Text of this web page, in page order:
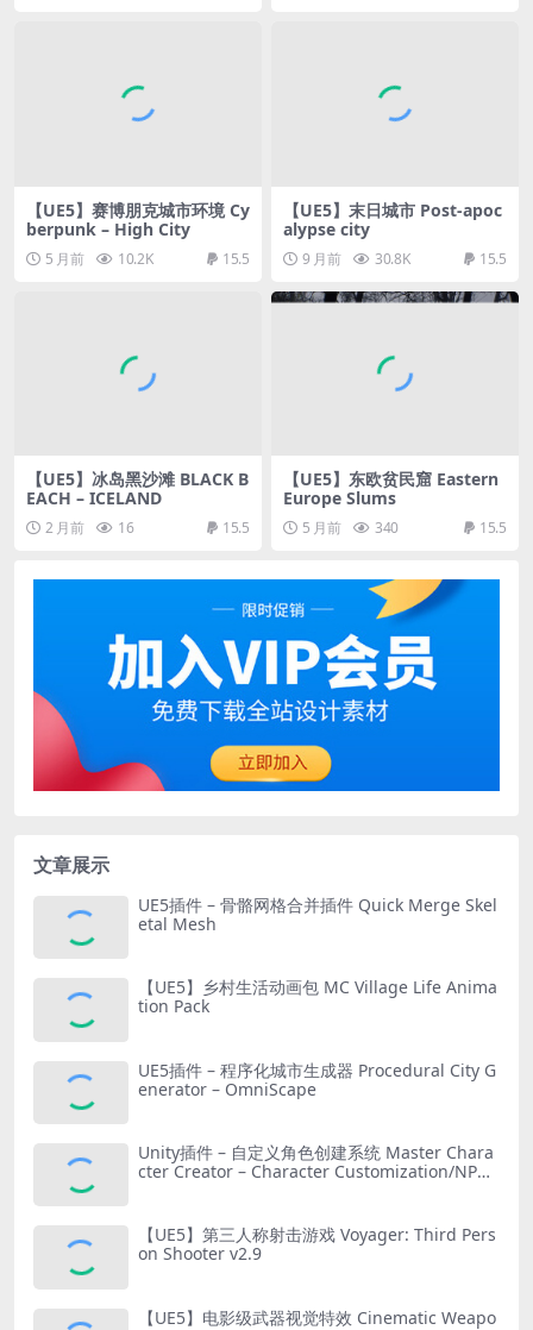
【UE5】赛博朋克城市环境 Cy
berpunk – High City
5 月前 10.2K 15.5
【UE5】末日城市 Post-apoc
alypse city
9 月前 30.8K 15.5
【UE5】冰岛黑沙滩 BLACK B
EACH – ICELAND
2 月前 16 15.5
【UE5】东欧贫民窟 Eastern
Europe Slums
5 月前 340 15.5
文章展示
UE5插件 – 骨骼网格合并插件 Quick Merge Skel
etal Mesh
【UE5】乡村生活动画包 MC Village Life Anima
tion Pack
UE5插件 – 程序化城市生成器 Procedural City G
enerator – OmniScape
Unity插件 – 自定义角色创建系统 Master Chara
cter Creator – Character Customization/NPC
【UE5】第三人称射击游戏 Voyager: Third Pers
on Shooter v2.9
【UE5】电影级武器视觉特效 Cinematic Weapo